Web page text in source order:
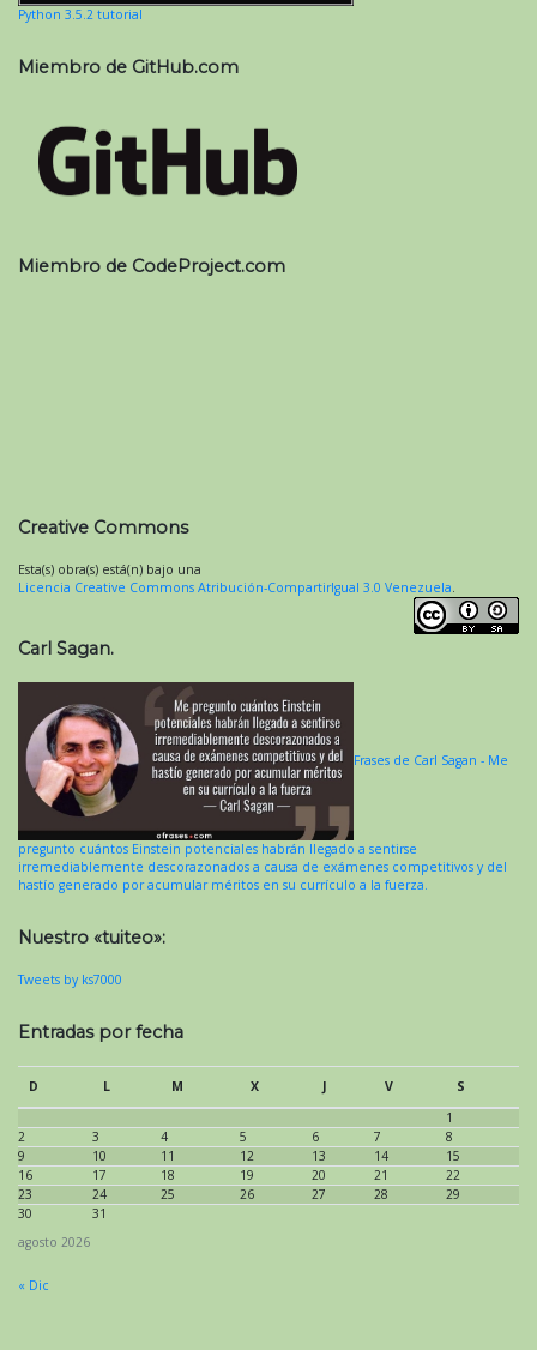
Python 3.5.2 tutorial
Miembro de GitHub.com
Miembro de CodeProject.com
Creative Commons
Esta(s) obra(s) está(n) bajo una
Licencia Creative Commons Atribución-CompartirIgual 3.0 Venezuela.
Carl Sagan.
Frases de Carl Sagan - Me
pregunto cuántos Einstein potenciales habrán llegado a sentirse
irremediablemente descorazonados a causa de exámenes competitivos y del
hastío generado por acumular méritos en su currículo a la fuerza.
Nuestro «tuiteo»:
Tweets by ks7000
Entradas por fecha
agosto 2026
D L M X J V
S
1
2
3 4 5 6 7
8
9
10 11 12 13 14
15
16
17 18 19 20 21
22
23
24 25 26 27 28
29
30
31
« Dic